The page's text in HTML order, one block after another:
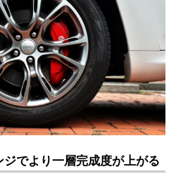
でより一層完成度が上がる